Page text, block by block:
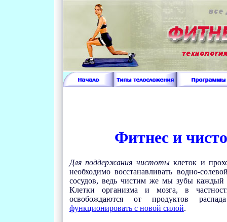
Фитнес и
Для поддержания чистотыклеток и
необходимо восстанавливать водно-
сосудов, ведь чистим же мы зубы
Клетки организма и мозга, в
освобождаются от продуктов
функционировать с новой силой.